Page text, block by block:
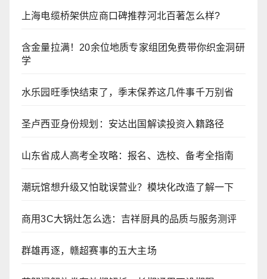
上海电缆桥架供应商口碑推荐河北百著怎么样?
含金量拉满！20余位地质专家组团免费带你织金洞研
学
水乐园旺季快结束了，季末保养这几件事千万别省
圣卢西亚身份规划：安达出国解读投资入籍路径
山东省成人高考全攻略：报名、选校、备考全指南
潮玩馆想升级又怕耽误营业？模块化改造了解一下
商用3C大锅灶怎么选：吉祥厨具的品质与服务测评
群雄再逐，赣超赛事的五大主场